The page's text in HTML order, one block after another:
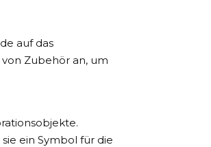
auf das
Zubehör an, um
ein Symbol für die